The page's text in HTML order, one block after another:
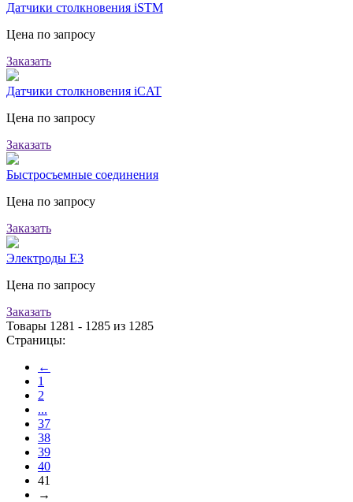
Датчики столкновения iSTM
Цена по запросу
Заказать
Датчики столкновения iCAT
Цена по запросу
Заказать
Быстросъемные соединения
Цена по запросу
Заказать
Электроды E3
Цена по запросу
Заказать
Товары 1281 - 1285 из 1285
Страницы:
←
1
2
...
37
38
39
40
41
→